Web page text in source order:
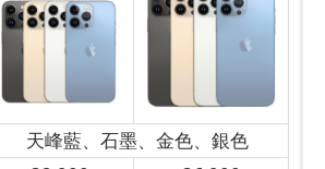
天峰藍、石墨、金色、銀色